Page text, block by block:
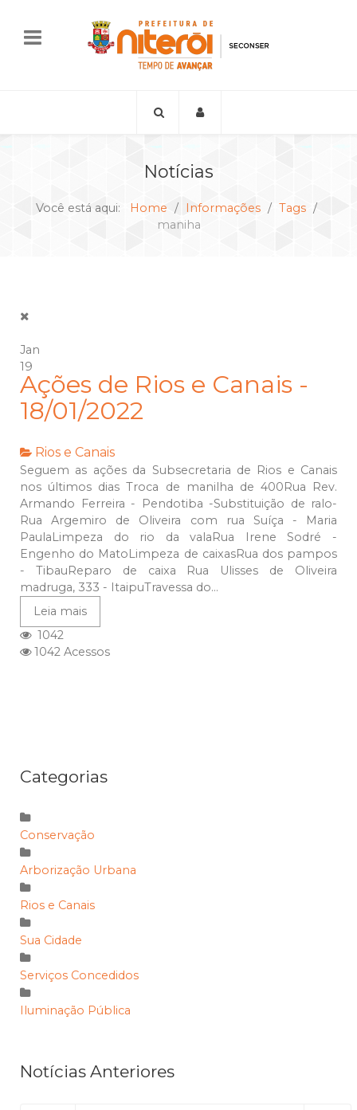
Notícias
Você está aqui: Home Informações
Tags
maniha
Jan
19
Ações de Rios e Canais -
18/01/2022
Rios e Canais
Seguem as ações da Subsecretaria de Rios e Canais
nos últimos dias Troca de manilha de 400Rua Rev.
Armando Ferreira - Pendotiba -Substituição de ralo-
Rua Argemiro de Oliveira com rua Suíça - Maria
PaulaLimpeza do rio da valaRua Irene Sodré -
Engenho do MatoLimpeza de caixasRua dos pampos
- TibauReparo de caixa Rua Ulisses de Oliveira
madruga, 333 - ItaipuTravessa do...
Leia mais
1042
1042 Acessos
Categorias
Conservação
Arborização Urbana
Rios e Canais
Sua Cidade
Serviços Concedidos
Iluminação Pública
Notícias Anteriores